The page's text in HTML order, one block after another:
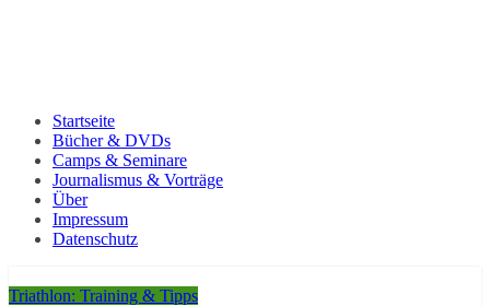
Startseite
Bücher & DVDs
Camps & Seminare
Journalismus & Vorträge
Über
Impressum
Datenschutz
Triathlon: Training & Tipps